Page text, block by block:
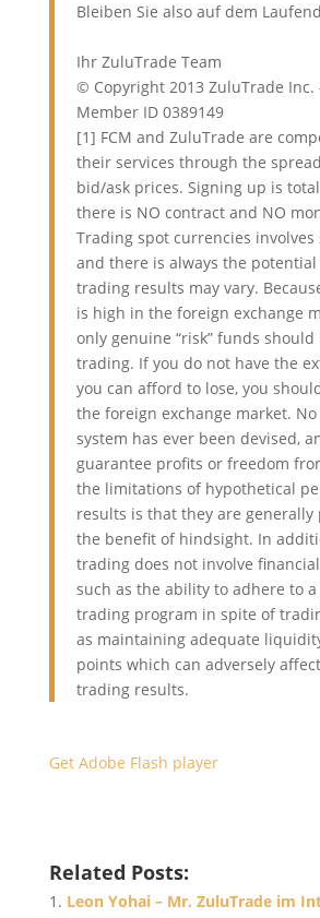
Bleiben Sie also auf dem
Ihr ZuluTrade Team
© Copyright 2013 ZuluTrade Inc.
Member ID 0389149
[1] FCM and ZuluTrade are
their services through the
bid/ask prices. Signing up is
there is NO contract and NO
Trading spot currencies
and there is always the potential
trading results may vary.
is high in the foreign exchange
only genuine “risk” funds
trading. If you do not have the
you can afford to lose, you
the foreign exchange market. No
system has ever been devised,
guarantee profits or freedom
the limitations of hypothetical
results is that they are
the benefit of hindsight. In
trading does not involve
such as the ability to adhere to
trading program in spite of
as maintaining adequate
points which can adversely
trading results.
Get Adobe Flash player
Related Posts:
Leon Yohai – Mr. ZuluTrade im